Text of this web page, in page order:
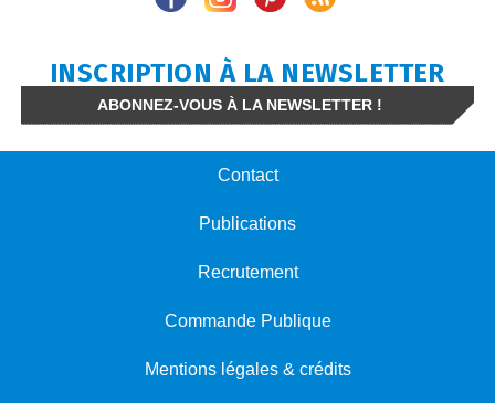
INSCRIPTION À LA NEWSLETTER
ABONNEZ-VOUS À LA NEWSLETTER !
Contact
Publications
Recrutement
Commande Publique
Mentions légales & crédits